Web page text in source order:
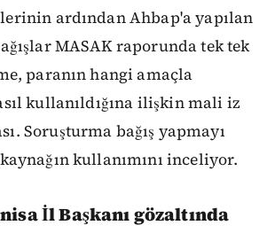
ardından Ahbap'a yapılan
MASAK raporunda tek tek
paranın hangi amaçla
kullanıldığına ilişkin mali iz
Soruşturma bağış yapmayı
kullanımını inceliyor.
İl Başkanı gözaltında